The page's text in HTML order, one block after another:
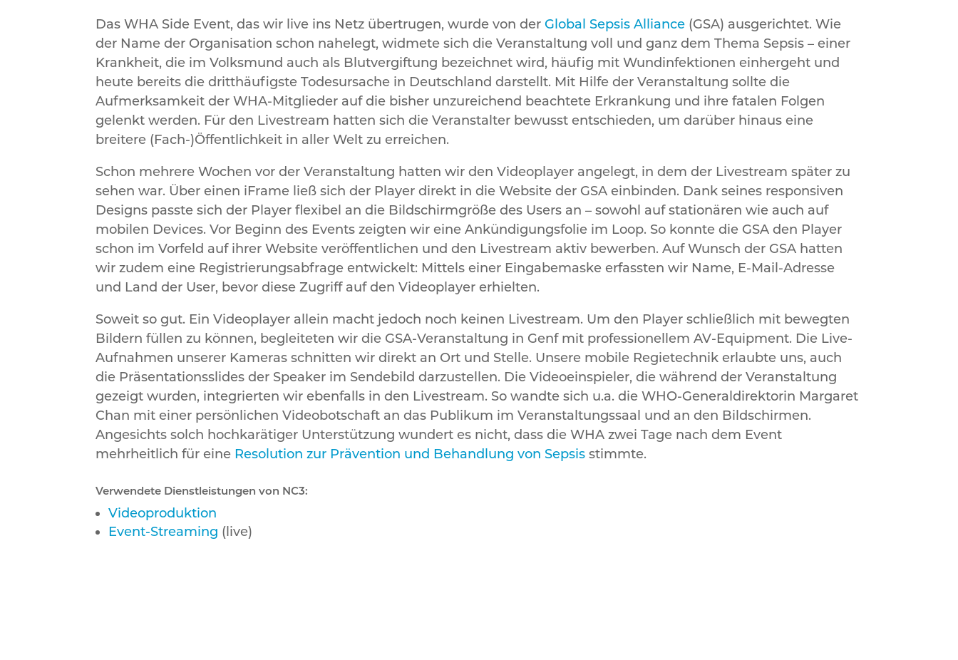
Das WHA Side Event, das wir live ins Netz übertrugen, wurde von derGlobal Sepsis Alliance (GSA) ausgerichtet. Wie
der Name der Organisation schon nahelegt, widmete sich die Veranstaltung voll und ganz dem Thema Sepsis – einer
Krankheit, die im Volksmund auch als Blutvergiftung bezeichnet wird, häufig mit Wundinfektionen einhergeht und
heute bereits die dritthäufigste Todesursache in Deutschland darstellt. Mit Hilfe der Veranstaltung sollte die
Aufmerksamkeit der WHA-Mitglieder auf die bisher unzureichend beachtete Erkrankung und ihre fatalen Folgen
gelenkt werden. Für den Livestream hatten sich die Veranstalter bewusst entschieden, um darüber hinaus eine
breitere (Fach-)Öffentlichkeit in aller Welt zu erreichen.
Schon mehrere Wochen vor der Veranstaltung hatten wir den Videoplayer angelegt, in dem der Livestream später zu
sehen war. Über einen iFrame ließ sich der Player direkt in die Website der GSA einbinden. Dank seines responsiven
Designs passte sich der Player flexibel an die Bildschirmgröße des Users an – sowohl auf stationären wie auch auf
mobilen Devices. Vor Beginn des Events zeigten wir eine Ankündigungsfolie im Loop. So konnte die GSA den Player
schon im Vorfeld auf ihrer Website veröffentlichen und den Livestream aktiv bewerben. Auf Wunsch der GSA hatten
wir zudem eine Registrierungsabfrage entwickelt: Mittels einer Eingabemaske erfassten wir Name, E-Mail-Adresse
und Land der User, bevor diese Zugriff auf den Videoplayer erhielten.
Soweit so gut. Ein Videoplayer allein macht jedoch noch keinen Livestream. Um den Player schließlich mit bewegten
Bildern füllen zu können, begleiteten wir die GSA-Veranstaltung in Genf mit professionellem AV-Equipment. Die Live-
Aufnahmen unserer Kameras schnitten wir direkt an Ort und Stelle. Unsere mobile Regietechnik erlaubte uns, auch
die Präsentationsslides der Speaker im Sendebild darzustellen. Die Videoeinspieler, die während der Veranstaltung
gezeigt wurden, integrierten wir ebenfalls in den Livestream. So wandte sich u.a. die WHO-Generaldirektorin Margaret
Chan mit einer persönlichen Videobotschaft an das Publikum im Veranstaltungssaal und an den Bildschirmen.
Angesichts solch hochkarätiger Unterstützung wundert es nicht, dass die WHA zwei Tage nach dem Event
mehrheitlich für eine Resolution zur Prävention und Behandlung von Sepsis stimmte.
Verwendete Dienstleistungen von NC3:
Videoproduktion
Event-Streaming (live)